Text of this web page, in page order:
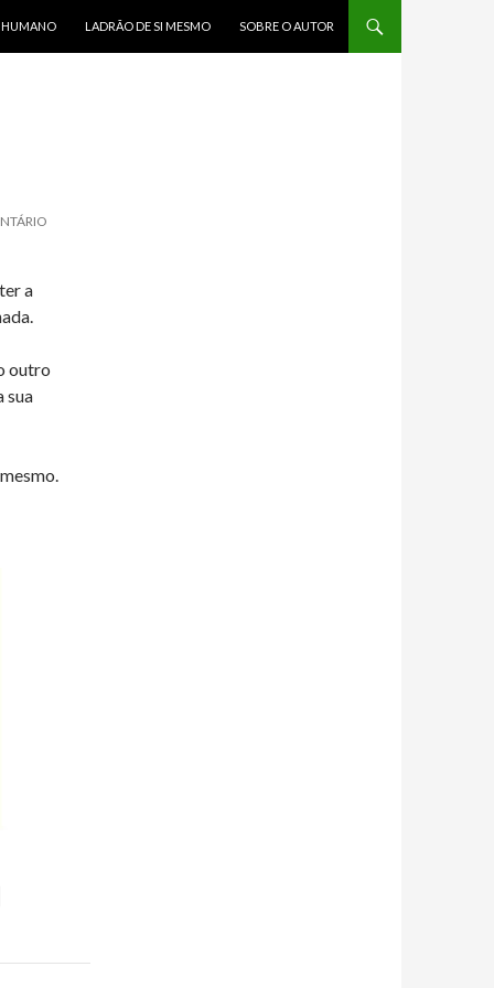
HUMANO LADRÃO DE SI MESMO SOBRE O AUTOR
a
outro
sua